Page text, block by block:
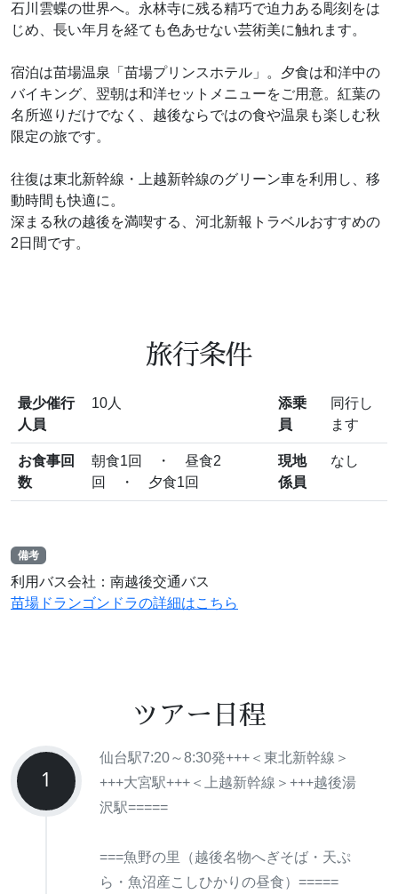
石川雲蝶の世界へ。永林寺に残る精巧で迫力ある彫刻をは
じめ、長い年月を経ても色あせない芸術美に触れます。
宿泊は苗場温泉「苗場プリンスホテル」。夕食は和洋中の
バイキング、翌朝は和洋セットメニューをご用意。紅葉の
名所巡りだけでなく、越後ならではの食や温泉も楽しむ秋
限定の旅です。
往復は東北新幹線・上越新幹線のグリーン車を利用し、移
動時間も快適に。
深まる秋の越後を満喫する、河北新報トラベルおすすめの
2日間です。
旅行条件
最少催行
人員
10人
添乗
員
同行し
ます
お食事回
数
朝食1回 ・ 昼食2
回 ・ 夕食1回
現地
係員
なし
備考
利用バス会社：南越後交通バス
苗場ドランゴンドラの詳細はこちら
ツアー日程
1
仙台駅7:20～8:30発+++＜東北新幹線＞
+++大宮駅+++＜上越新幹線＞+++越後湯
沢駅=====
===魚野の里（越後名物へぎそば・天ぷ
ら・魚沼産こしひかりの昼食）=====